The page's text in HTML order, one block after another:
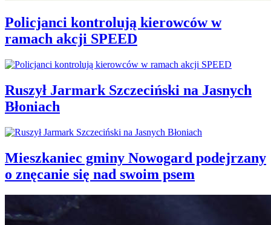
Policjanci kontrolują kierowców w
ramach akcji SPEED
Ruszył Jarmark Szczeciński na Jasnych
Błoniach
Mieszkaniec gminy Nowogard podejrzany
o znęcanie się nad swoim psem